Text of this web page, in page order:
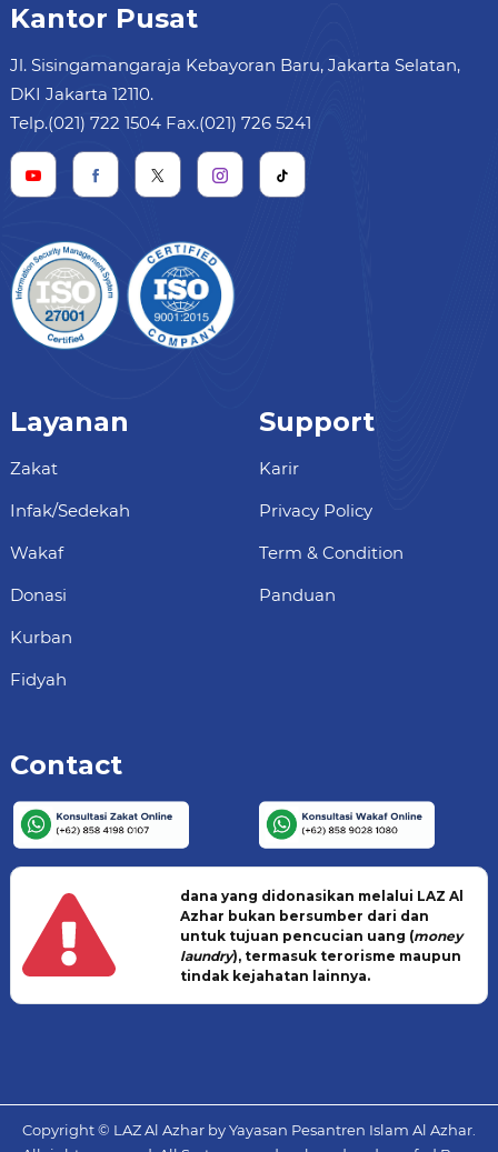
Kantor Pusat
Jl. Sisingamangaraja Kebayoran Baru, Jakarta Selatan,
DKI Jakarta 12110.
Telp.(021) 722 1504 Fax.(021) 726 5241
Layanan
Zakat
Infak/Sedekah
Wakaf
Donasi
Kurban
Fidyah
Support
Karir
Privacy Policy
Term & Condition
Panduan
Contact
dana yang didonasikan melalui LAZ Al
Azhar bukan bersumber dari dan
untuk tujuan pencucian uang (money
laundry), termasuk terorisme maupun
tindak kejahatan lainnya.
Copyright © LAZ Al Azhar by Yayasan Pesantren Islam Al Azhar.